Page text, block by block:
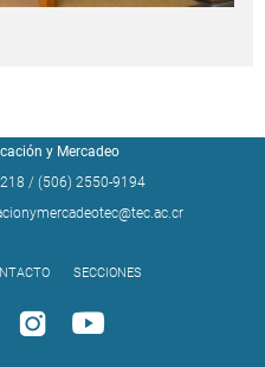
y Mercadeo
/ (506) 2550-9194
SECCIONES